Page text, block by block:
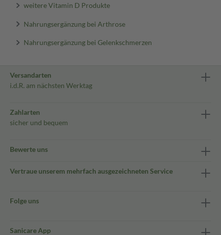
weitere Vitamin D Produkte
Nahrungsergänzung bei Arthrose
Nahrungsergänzung bei Gelenkschmerzen
Versandarten
i.d.R. am nächsten Werktag
Zahlarten
sicher und bequem
Bewerte uns
Vertraue unserem mehrfach ausgezeichneten Service
Folge uns
Sanicare App